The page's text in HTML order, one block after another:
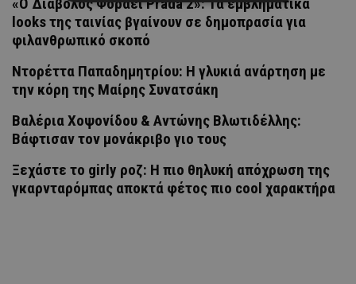
looks της ταινίας βγαίνουν σε δημοπρασία για
φιλανθρωπικό σκοπό
Ντορέττα Παπαδημητρίου: Η γλυκιά ανάρτηση με
την κόρη της Μαίρης Συνατσάκη
Βαλέρια Χοψονίδου & Αντώνης Βλωτιδέλλης:
Βάφτισαν τον μονάκριβο γιο τους
Ξεχάστε το girly ροζ: Η πιο θηλυκή απόχρωση της
γκαρνταρόμπας αποκτά φέτος πιο cool χαρακτήρα